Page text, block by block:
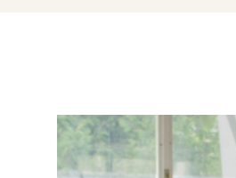
Video abspielen